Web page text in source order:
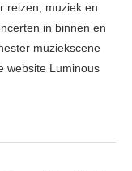
reizen, muziek en
in binnen en
muziekscene
website Luminous